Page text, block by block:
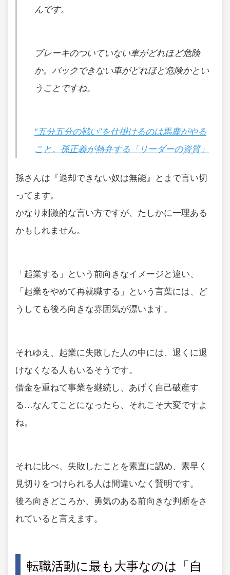
んです。
ブレーキのついていない車がどれほど危険
か。バックできない車がどれほど危険かとい
うことですね。
“五分五分の戦い”を仕掛けるのは馬鹿がやる
こと。孫正義が熱弁する「リーダーの資質」
孫さんは『退却できない奴は無能』とまで言い切
ってます。
かなり刺激的な言い方ですが、たしかに一理ある
かもしれません。
「起業する」という前向きなイメージと違い、
「起業をやめて再就職する」という言葉には、ど
うしても後ろ向きな雰囲気が漂います。
それゆえ、起業に失敗した人の中には、退くに退
けなくなる人もいるそうです。
借金を重ねて事業を継続し、あげく自己破産す
る…なんてことになったら、それこそ大変ですよ
ね。
それに比べ、失敗したことを素直に認め、素早く
見切りをつけられる人は間違いなく賢明です。
後ろ向きどころか、勇気のある前向きな判断をさ
れていると言えます。
転職活動に最も大事なのは「自